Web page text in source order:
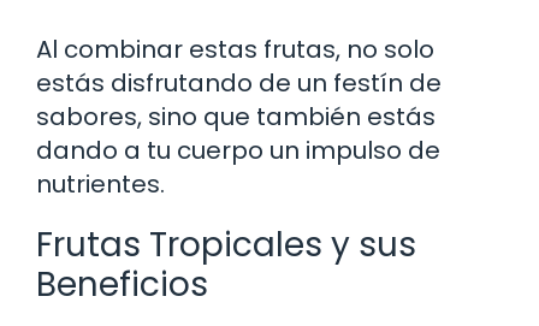
Al combinar estas frutas, no solo
estás disfrutando de un festín de
sabores, sino que también estás
dando a tu cuerpo un impulso de
nutrientes.
Frutas Tropicales y sus
Beneficios